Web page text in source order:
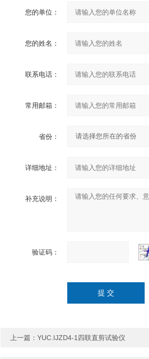
您的单位：
您的姓名：
联系电话：
常用邮箱：
省份：
详细地址：
补充说明：
验证码：
上一篇： YUC.IJZD4-1四联直剪试验仪